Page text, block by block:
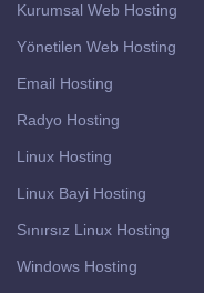
Kurumsal Web Hosting
Yönetilen Web Hosting
Email Hosting
Radyo Hosting
Linux Hosting
Linux Bayi Hosting
Sınırsız Linux Hosting
Windows Hosting